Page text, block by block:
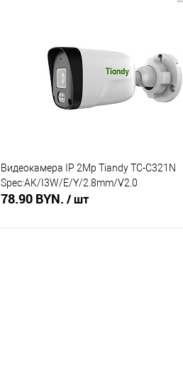
Купить в 1 клик
Сравнение
В избранное
В наличии
Видеокамера IP 2Mp Tiandy TC-C321N
Spec:AK/I3W/E/Y/2.8mm/V2.0
78.90 BYN. / шт